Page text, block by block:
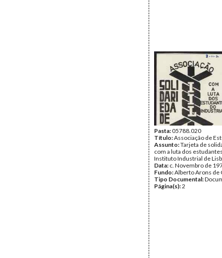
Pasta:05788.020
Título:Associação de
Assunto:Tarjeta de
com a luta dos
Instituto Industrial de
Data: c. Novembro de
Fundo:Alberto Arons de
Tipo Documental:
Página(s):2